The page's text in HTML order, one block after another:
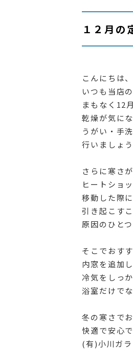
１２月の
こんにちは
いつも当店
まもなく12
乾燥が気に
うがい・手
行いましょう
さらに寒さ
ヒートショ
移動した際
引き起こす
原因のひと
そこでおす
内窓を追加
冷気をしっ
浴室だけで
冬の寒さで
快適で安心
(有)小川ガラ